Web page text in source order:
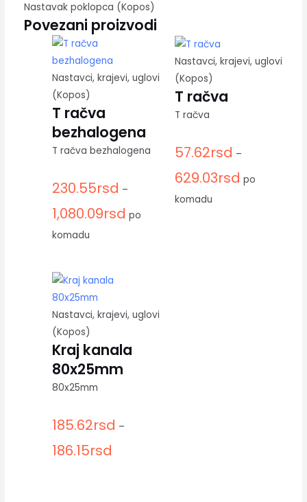
Nastavak poklopca (Kopos)
Povezani proizvodi
Nastavci, krajevi, uglovi
(Kopos)
T račva
bezhalogena
T račva bezhalogena
230.55rsd –
1,080.09rsd po
komadu
Nastavci, krajevi, uglovi
(Kopos)
T račva
T račva
57.62rsd –
629.03rsd po
komadu
Nastavci, krajevi, uglovi
(Kopos)
Kraj kanala
80x25mm
80x25mm
185.62rsd –
186.15rsd